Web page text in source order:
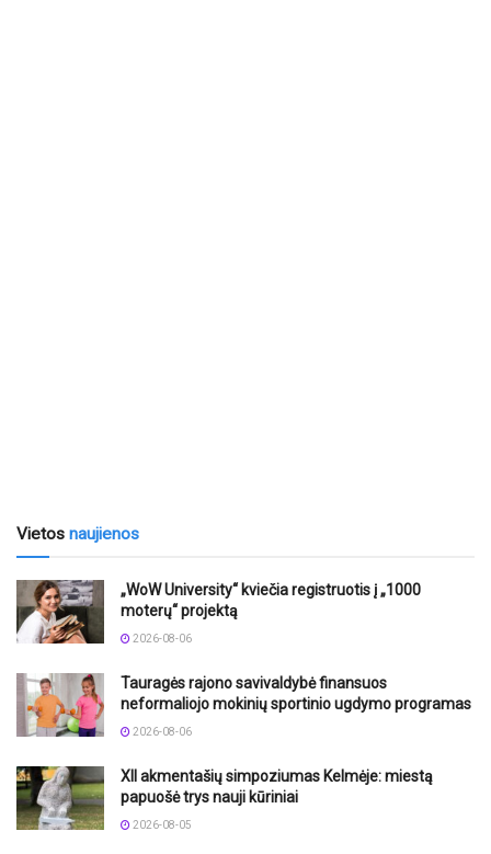
Vietos naujienos
„WoW University“ kviečia registruotis į „1000
moterų“ projektą
2026-08-06
Tauragės rajono savivaldybė finansuos
neformaliojo mokinių sportinio ugdymo programas
2026-08-06
XII akmentašių simpoziumas Kelmėje: miestą
papuošė trys nauji kūriniai
2026-08-05